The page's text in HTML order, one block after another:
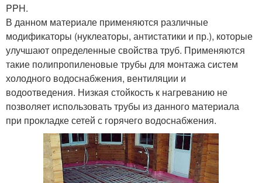
PPH.
В данном материале применяются различные
модификаторы (нуклеаторы, антистатики и пр.), которые
улучшают определенные свойства труб. Применяются
такие полипропиленовые трубы для монтажа систем
холодного водоснабжения, вентиляции и
водоотведения. Низкая стойкость к нагреванию не
позволяет использовать трубы из данного материала
при прокладке сетей с горячего водоснабжения.